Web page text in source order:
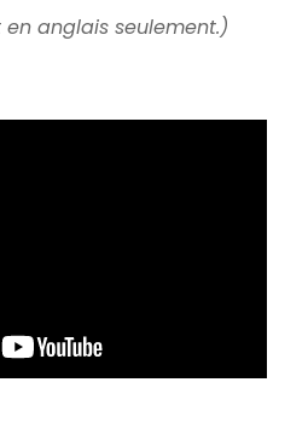
en anglais seulement.)